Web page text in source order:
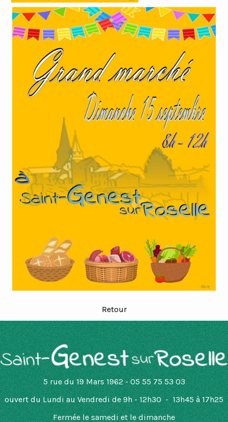
Retour
5 rue du 19 Mars 1962 - 05 55 75 53 03
ouvertdu Lundi au Vendredi de 9h - 12h30 - 13h45 à 17h25
Fermée le samedi et le dimanche